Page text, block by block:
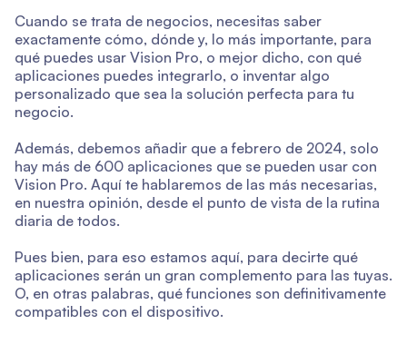
Cuando se trata de negocios, necesitas saber
exactamente cómo, dónde y, lo más importante, para
qué puedes usar Vision Pro, o mejor dicho, con qué
aplicaciones puedes integrarlo, o inventar algo
personalizado que sea la solución perfecta para tu
negocio.
Además, debemos añadir que a febrero de 2024, solo
hay más de 600 aplicaciones que se pueden usar con
Vision Pro. Aquí te hablaremos de las más necesarias,
en nuestra opinión, desde el punto de vista de la rutina
diaria de todos.
Pues bien, para eso estamos aquí, para decirte qué
aplicaciones serán un gran complemento para las tuyas.
O, en otras palabras, qué funciones son definitivamente
compatibles con el dispositivo.